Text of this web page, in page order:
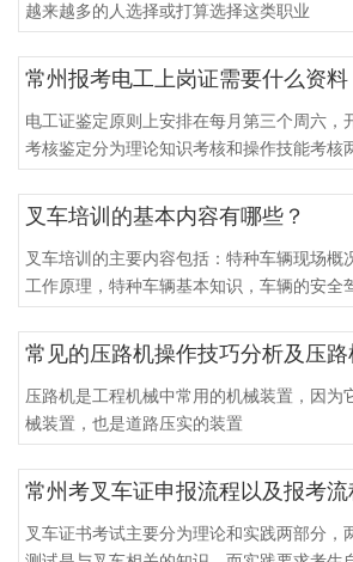
越来越多的人选择或打算选择这类职业
常州报考电工上岗证需要什么资料
电工证鉴定原则上安排在每月第三个周六，
考核鉴定分为理论知识考核和操作技能考核
叉车培训的基本内容有哪些？
叉车培训的主要内容包括：特种车辆现场概
工作原理，特种车辆基本知识，车辆的安全
常见的压路机操作技巧分析及压路
压路机是工程机械中常用的机械装置，因为
械装置，也是道路压实的装置
常州考叉车证申报流程以及报考流
叉车证书考试主要分为理论和实践两部分，